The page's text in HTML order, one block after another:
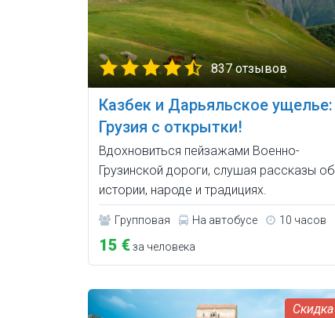
837 отзывов
Казбек и Дарьяльское ущелье:
Грузия с открытки!
Вдохновиться пейзажами Военно-
Грузинской дороги, слушая рассказы об
истории, народе и традициях.
Групповая На автобусе 10 часов
15 €за человека